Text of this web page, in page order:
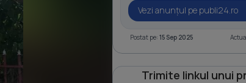
Vezi anunțul pe publi24.ro
Postat pe: 15 Sep 2025
Trimite linkul unui